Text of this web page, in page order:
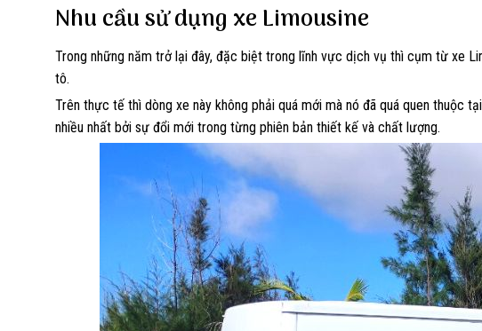
Nhu cầu sử dụng xe Limousine
Trong những năm trở lại đây, đặc biệt trong lĩnh vực dịch vụ thì cụm từ xe
tô.
Trên thực tế thì dòng xe này không phải quá mới mà nó đã quá quen thuộc
nhiều nhất bởi sự đổi mới trong từng phiên bản thiết kế và chất lượng.